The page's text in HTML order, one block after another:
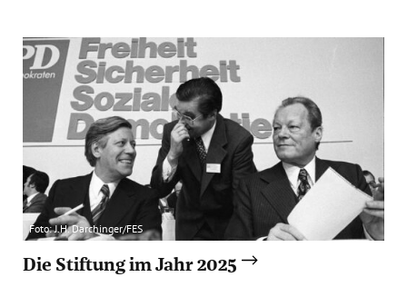
Foto: J.H. Darchinger/FES
Die Stiftung im Jahr 2025